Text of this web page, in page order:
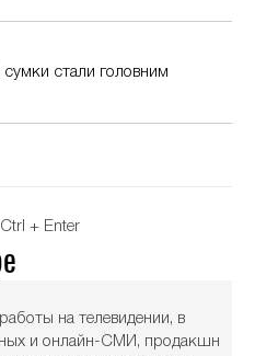
сумки стали головним
+ Enter
на телевидении, в
и онлайн-СМИ, продакшн